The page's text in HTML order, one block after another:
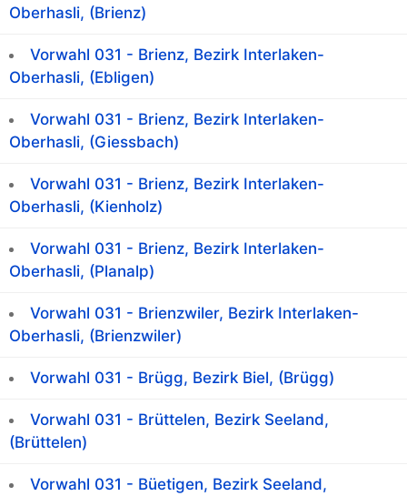
Oberhasli, (Brienz)
Vorwahl 031 - Brienz, Bezirk Interlaken-
Oberhasli, (Ebligen)
Vorwahl 031 - Brienz, Bezirk Interlaken-
Oberhasli, (Giessbach)
Vorwahl 031 - Brienz, Bezirk Interlaken-
Oberhasli, (Kienholz)
Vorwahl 031 - Brienz, Bezirk Interlaken-
Oberhasli, (Planalp)
Vorwahl 031 - Brienzwiler, Bezirk Interlaken-
Oberhasli, (Brienzwiler)
Vorwahl 031 - Brügg, Bezirk Biel, (Brügg)
Vorwahl 031 - Brüttelen, Bezirk Seeland,
(Brüttelen)
Vorwahl 031 - Büetigen, Bezirk Seeland,